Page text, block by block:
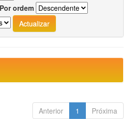
Por ordem
Anterior 1 Próxima